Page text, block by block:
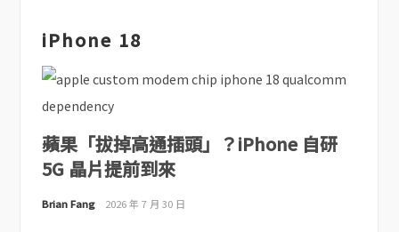
iPhone 18
蘋果「拔掉高通插頭」？iPhone 自研
5G 晶片提前到來
Brian Fang 2026 年 7 月 30 日